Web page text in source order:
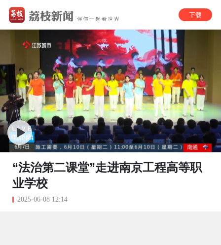
“法治第二课堂”走进南京工程高等职
业学校
2025-06-08 12:14